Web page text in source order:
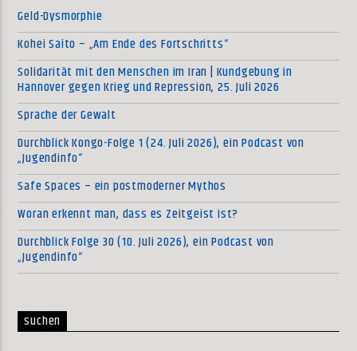
Geld-Dysmorphie
Kohei Saito – „Am Ende des Fortschritts“
Solidarität mit den Menschen im Iran | Kundgebung in
Hannover gegen Krieg und Repression, 25. Juli 2026
Sprache der Gewalt
Durchblick Kongo-Folge 1 (24. Juli 2026), ein Podcast von
„Jugendinfo“
Safe Spaces – ein postmoderner Mythos
Woran erkennt man, dass es Zeitgeist ist?
Durchblick Folge 30 (10. Juli 2026), ein Podcast von
„Jugendinfo“
suchen